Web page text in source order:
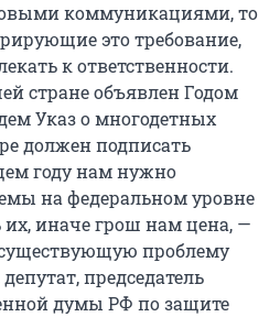
коммуникациями, то
это требование,
к ответственности.
стране объявлен Годом
Указ о многодетных
должен подписать
году нам нужно
на федеральном уровне
их, иначе грош нам цена, —
проблему
председатель
думы РФ по защите